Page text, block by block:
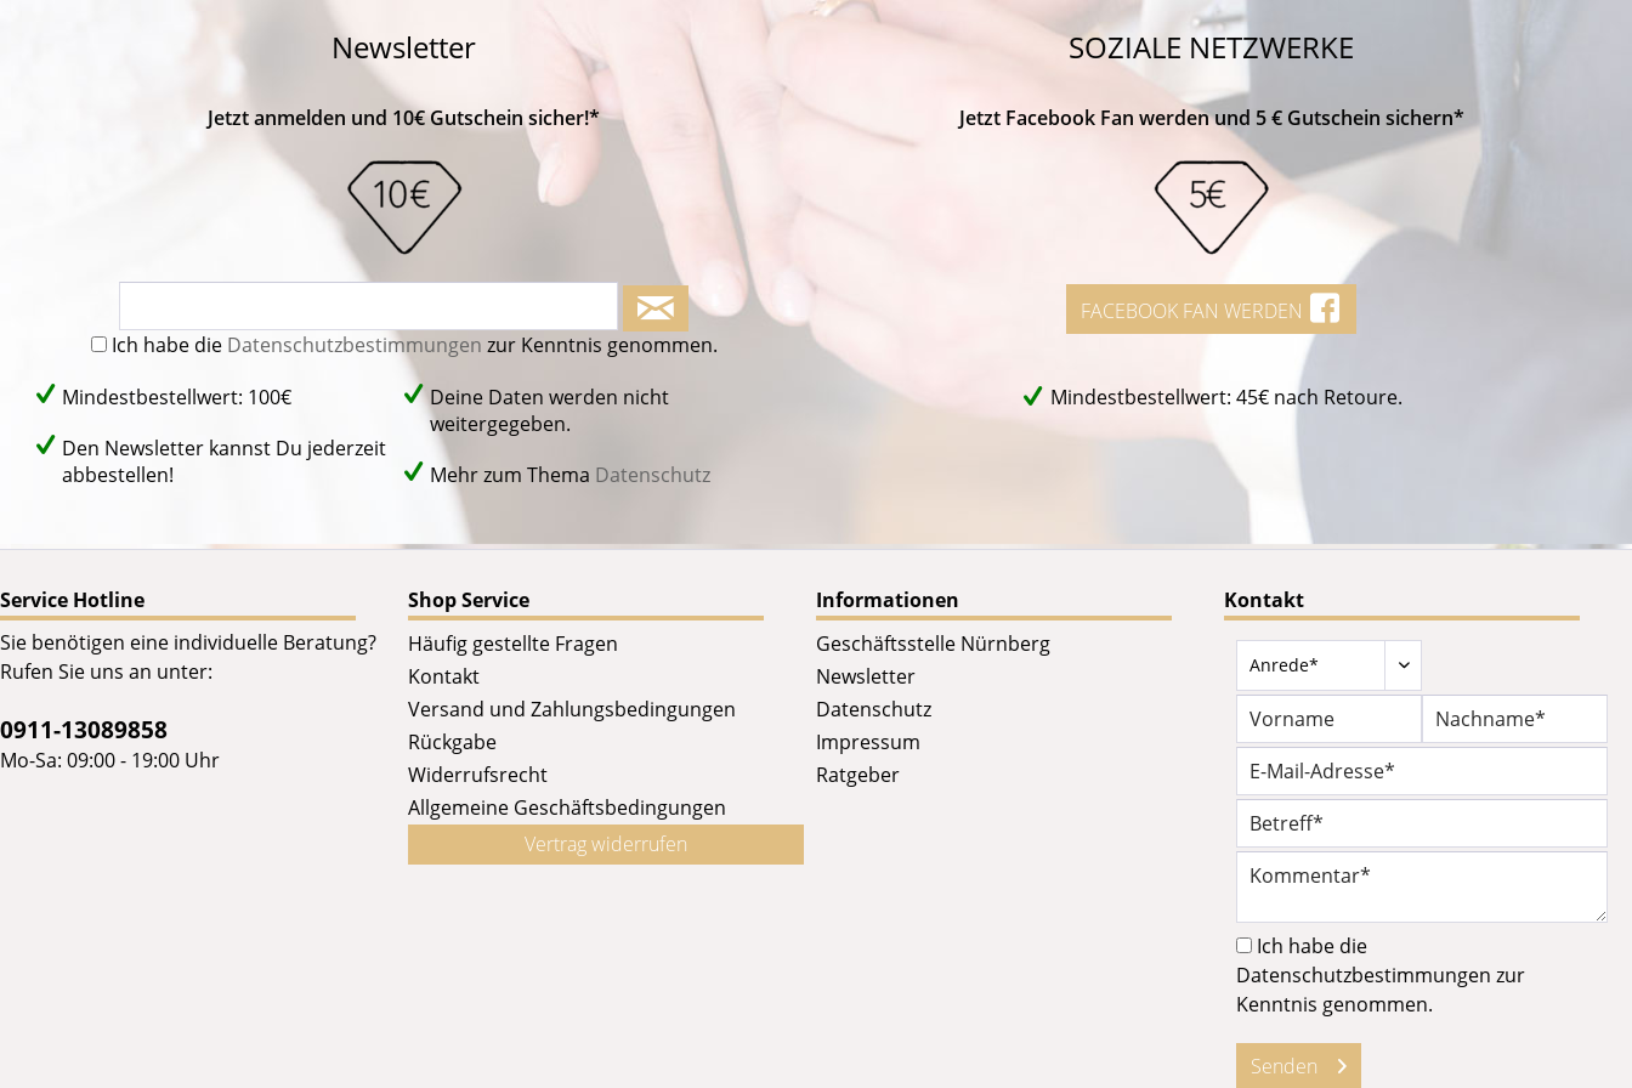
Newsletter
Jetzt anmelden und 10€ Gutschein sicher!*
Ich habe die Datenschutzbestimmungen zur Kenntnis genommen.
Mindestbestellwert: 100€
Den Newsletter kannst Du jederzeit
abbestellen!
Deine Daten werden nicht
weitergegeben.
Mehr zum Thema Datenschutz
SOZIALE NETZWERKE
Jetzt Facebook Fan werden und 5 € Gutschein sichern*
FACEBOOK FAN WERDEN
Mindestbestellwert: 45€ nach Retoure.
Service Hotline
Sie benötigen eine individuelle Beratung?
Rufen Sie uns an unter:
0911-13089858
Mo-Sa: 09:00 - 19:00 Uhr
Shop Service
Häufig gestellte Fragen
Kontakt
Versand und Zahlungsbedingungen
Rückgabe
Widerrufsrecht
Allgemeine Geschäftsbedingungen
Vertrag widerrufen
Informationen
Geschäftsstelle Nürnberg
Newsletter
Datenschutz
Impressum
Ratgeber
Kontakt
Ich habe die
Datenschutzbestimmungen zur
Kenntnis genommen.
Senden